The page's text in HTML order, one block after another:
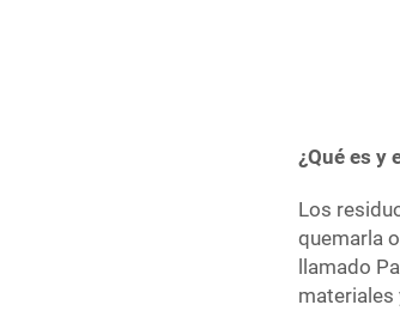
¿Qué es y
Los
quemarla
llamado
materiales